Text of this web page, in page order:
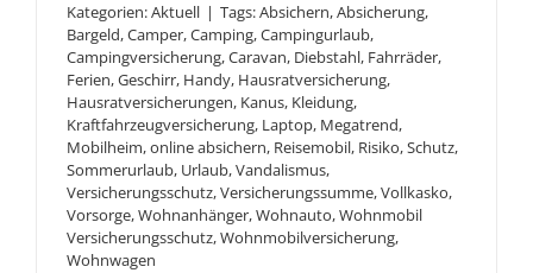
Wohnmobil. Urlaub.
Megatrend.
Kategorien:Aktuell | Tags:Absichern,Absicherung,
Bargeld,Camper,Camping,Campingurlaub,
Campingversicherung,Caravan, Diebstahl, Fahrräder,
Ferien,Geschirr, Handy, Hausratversicherung,
Hausratversicherungen, Kanus, Kleidung,
Kraftfahrzeugversicherung, Laptop, Megatrend,
Mobilheim,online absichern, Reisemobil, Risiko,Schutz,
Sommerurlaub, Urlaub,Vandalismus,
Versicherungsschutz,Versicherungssumme,Vollkasko,
Vorsorge,Wohnanhänger,Wohnauto,Wohnmobil
Versicherungsschutz,Wohnmobilversicherung,
Wohnwagen